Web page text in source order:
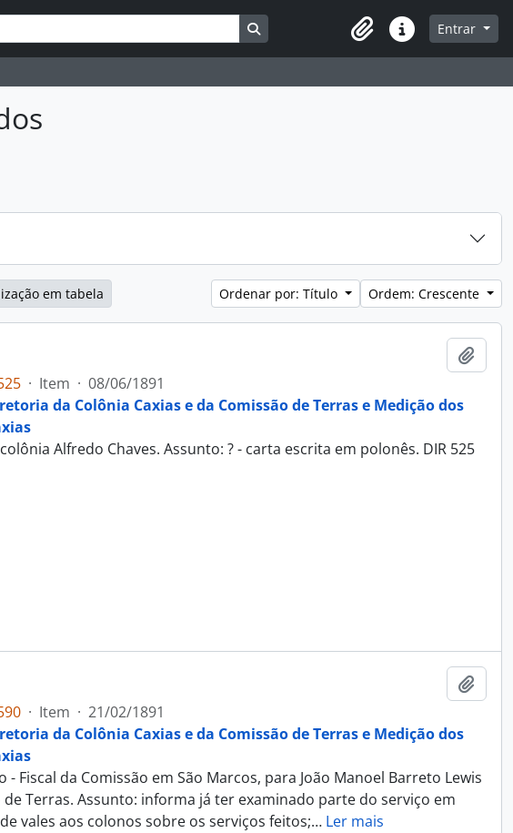
Busque na página de navegação
Atalhos Entrar
em tabela Ordenar por: Título Ordem: Crescente
· Item · 08/06/1891
da Colônia Caxias e da Comissão de Terras e Medição dos
Alfredo Chaves. Assunto: ? - carta escrita em polonês. DIR 525
· Item · 21/02/1891
da Colônia Caxias e da Comissão de Terras e Medição dos
- Fiscal da Comissão em São Marcos, para João Manoel Barreto Lewis
de Terras. Assunto: informa já ter examinado parte do serviço em
vales aos colonos sobre os serviços feitos;… Ler mais